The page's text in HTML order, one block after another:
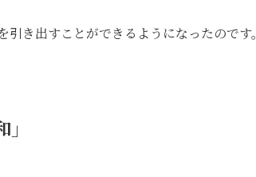
き出すことができるようになったのです。